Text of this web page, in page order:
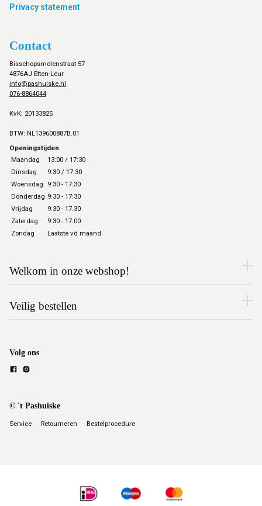
Privacy statement
Contact
Bisschopsmolenstraat 57
4876AJ Etten-Leur
info@pashuiske.nl
076-8864044
KvK: 20133825
BTW: NL139600887B.01
Openingstijden
Maandag
13:00 / 17:30
Dinsdag
9:30 / 17:30
Woensdag
9:30 - 17:30
Donderdag 9:30 - 17:30
Vrijdag
9:30 - 17.30
Zaterdag
9:30 - 17:00
Zondag
Laatste vd maand
Welkom in onze webshop!
Veilig bestellen
Volg ons
© 't Pashuiske
Service Retourneren Bestelprocedure